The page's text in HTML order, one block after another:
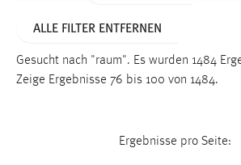
ALLE FILTER ENTFERNEN
Gesucht nach "raum". Es wurden 1484
Zeige Ergebnisse 76 bis 100 von 1484.
Ergebnisse pro Seite:
Funktionen und sind für die
Einverständnis
cookie_consent